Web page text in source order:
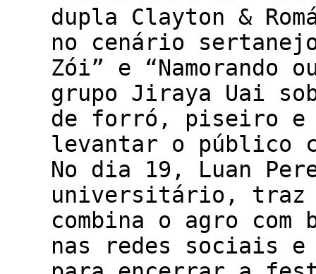
dupla Clayton &
no cenário sertanejo
Zói” e “Namorando
grupo Jiraya Uai
de forró, piseiro e
levantar o público
No dia 19, Luan
universitário, traz
combina o agro
nas redes sociais e